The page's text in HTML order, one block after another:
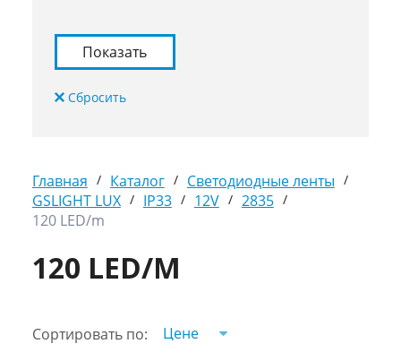
Главная / Каталог / Светодиодные ленты /
GSLIGHT LUX / IP33 / 12V / 2835 /
120 LED/m
120 LED/M
Сортировать по:
Цене